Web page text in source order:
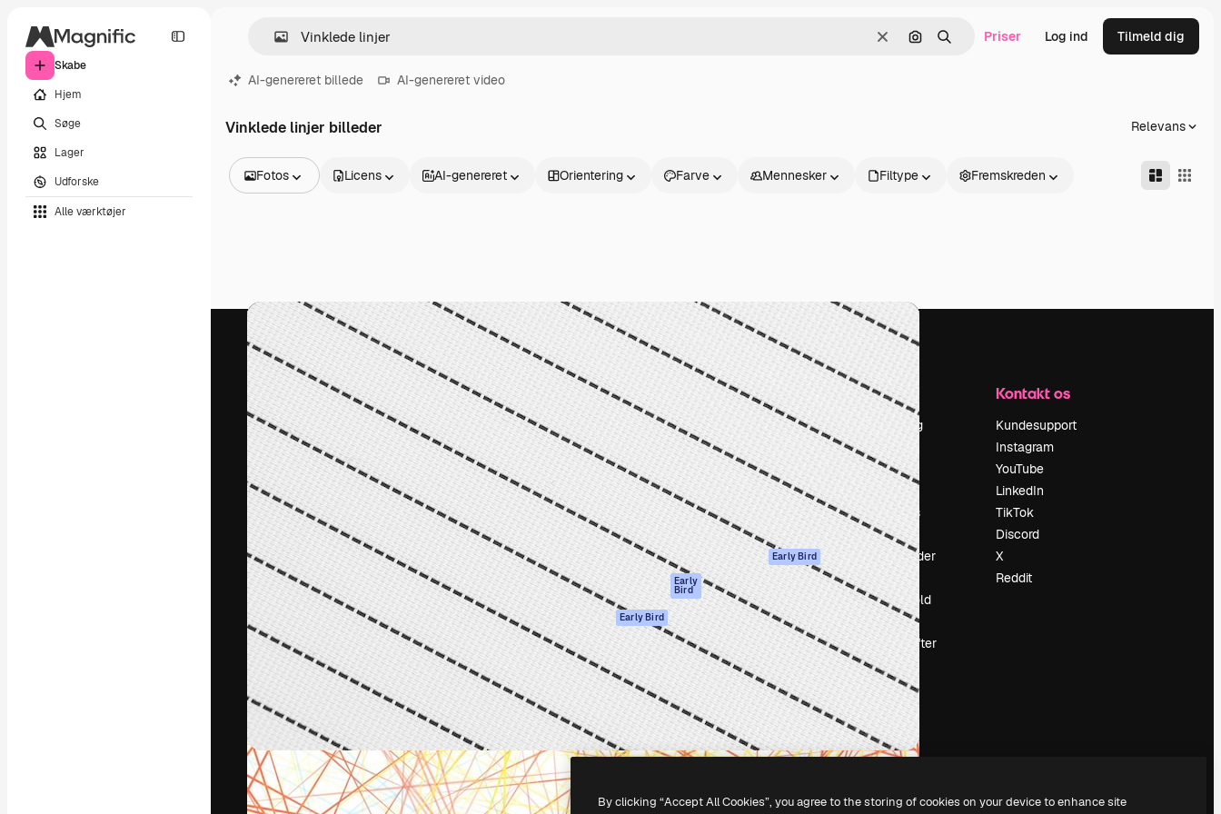
Skabe
Hjem
Søge
Lager
Udforske
Alle værktøjer
Klar Søg efter billede
Søge Priser Log ind Tilmeld dig
AI-genereret billede AI-genereret video
Vinklede linjer billeder Relevans
Fotos
Videoer
Optagelser
Motion graphics
Videoskabeloner
Ikoner
3D modeller
Skrifttyper
Licens AI-genereret Orientering Farve Mennesker Filtype Fremskreden
Den kreative platform til at skabe dit bedste
arbejde. Over 1 million abonnenter – fra
kreative og virksomheder til bureauer og
studier.
Dansk
Produkter
Spaces
AI-assistent
AI-billedgenerator
AI-videogenerator
AI-
stemmegenerator
Stockindhold
MCP til
Claude/ChatGPT
Early
Bird
Agenter Early Bird
API
Mobilapp
Alle Magnific
værktøjer
Kom godt i
gang
Academy
Dokumentation
Support
Vilkår for brug
Privatlivspolitik
Originaler Early Bird
Cookies politik
Tillidscenter
Partnere
Virksomhed
Firma
Prissætning
Om os
Reviews
Karriere
Søgetrends
Blog
Begivenheder
Slidesgo
Sælg indhold
Presserum
Leder du efter
magnific.ai
Kontakt os
Kundesupport
Instagram
YouTube
LinkedIn
TikTok
Discord
X
Reddit
Copyright © 2010-2026Freepik Company S.L.U. Alle rettigheder forbeholdes.
By clicking “Accept All Cookies”, you agree to the storing of cookies on your device to enhance site